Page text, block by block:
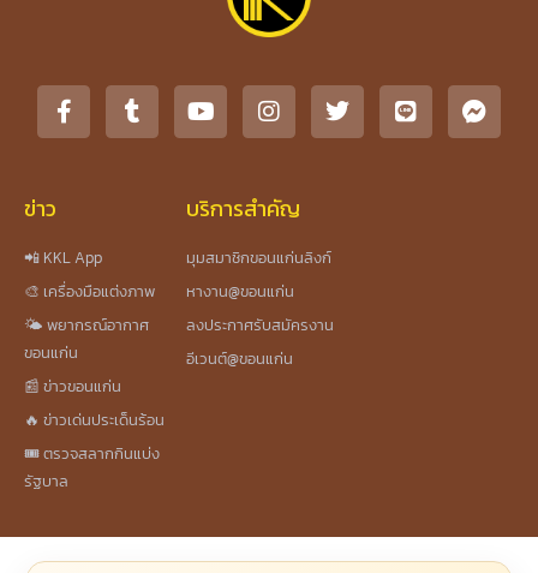
ข่าว
📲 KKL App
🎨 เครื่องมือแต่งภาพ
🌤️ พยากรณ์อากาศ
ขอนแก่น
📰 ข่าวขอนแก่น
🔥 ข่าวเด่นประเด็นร้อน
🎟️ ตรวจสลากกินแบ่ง
รัฐบาล
บริการสำคัญ
มุมสมาชิกขอนแก่นลิงก์
หางาน@ขอนแก่น
ลงประกาศรับสมัครงาน
อีเวนต์@ขอนแก่น